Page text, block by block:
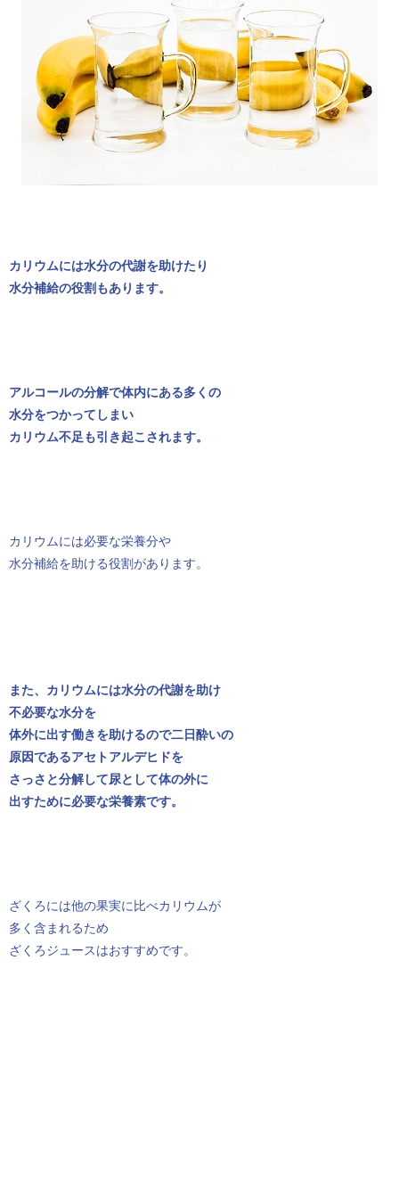
カリウムには水分の代謝を助けたり
水分補給の役割もあります。
アルコールの分解で体内にある多くの
水分をつかってしまい
カリウム不足も引き起こされます。
カリウムには必要な栄養分や
水分補給を助ける役割があります。
また、カリウムには水分の代謝を助け
不必要な水分を
体外に出す働きを助けるので二日酔いの
原因であるアセトアルデヒドを
さっさと分解して尿として体の外に
出すために必要な栄養素です。
ざくろには他の果実に比べカリウムが
多く含まれるため
ざくろジュースはおすすめです。